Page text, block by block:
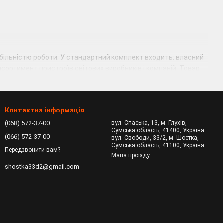
роботи. У стандартний комплект входить: власний
зберігання зображень і елементів для
на більш високі обсяги – від 4 GB. Також важливий
яка забезпечує обробку інформації в один такт. Чим
безпосередньо залежить від тактової частоти.
важливо враховувати характеристики блоку
вона потребує. Також, потрібно звернути увагу на
Ціна
Контактна інформація
(068) 572-37-00
(066) 572-37-00
Передзвонити вам?
shostka33d2@gmail.com
вул. Спаська, 13, м. Глухів,
Сумська область, 41400, Україна
вул. Свободи, 33/2, м. Шостка,
Сумська область, 41100, Україна
Мапа проїзду